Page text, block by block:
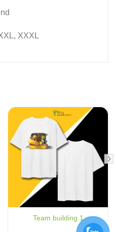
XXXL
Team building 1